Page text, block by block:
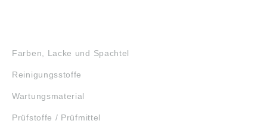
Farben, Lacke und Spachtel
Reinigungsstoffe
Wartungsmaterial
Prüfstoffe / Prüfmittel